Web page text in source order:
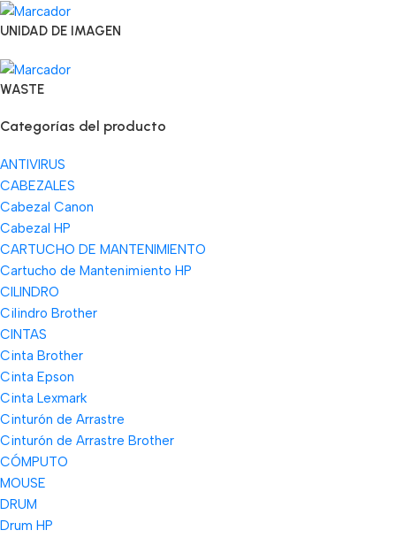
UNIDAD DE IMAGEN
WASTE
Categorías del producto
ANTIVIRUS
CABEZALES
Cabezal Canon
Cabezal HP
CARTUCHO DE MANTENIMIENTO
Cartucho de Mantenimiento HP
CILINDRO
Cilindro Brother
CINTAS
Cinta Brother
Cinta Epson
Cinta Lexmark
Cinturón de Arrastre
Cinturón de Arrastre Brother
CÓMPUTO
MOUSE
DRUM
Drum HP